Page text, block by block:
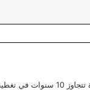
يعتبر يزن خوري صحفياً أردنياً متمرساً ومحللاً